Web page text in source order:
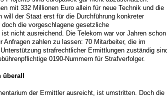
mit 332 Millionen Euro allein für neue Technik und die
will der Staat erst für die Durchführung konkreter
die vorgeschlagene gesetzliche
ist nicht ausreichend. Die Telekom war vor Jahren schon
Anfragen zahlen zu lassen: 70 Mitarbeiter, die im
strafrechtlicher Ermittlungen zuständig
0190-Nummern für Strafverfolger.
der Ermittler ausreicht, ist umstritten. Doch die